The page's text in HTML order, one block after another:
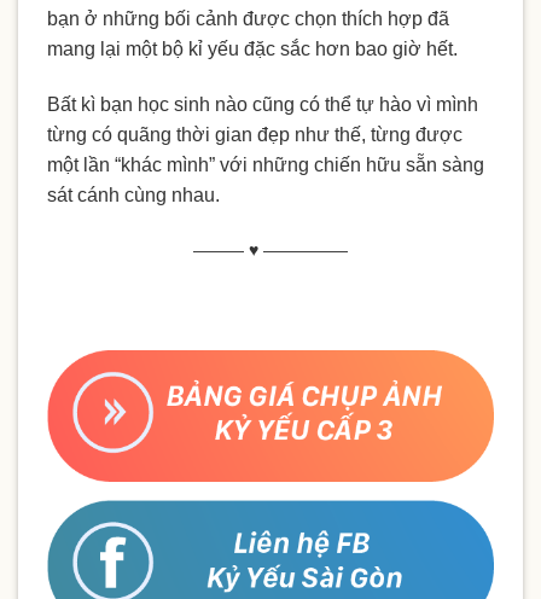
bạn ở những bối cảnh được chọn thích hợp đã
mang lại một bộ kỉ yếu đặc sắc hơn bao giờ hết.
Bất kì bạn học sinh nào cũng có thể tự hào vì mình
từng có quãng thời gian đẹp như thế, từng được
một lần “khác mình” với những chiến hữu sẵn sàng
sát cánh cùng nhau.
——— ♥ —————